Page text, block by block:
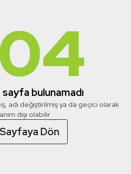
sayfa bulunamadı
adı değiştirilmiş ya da geçici olarak
dışı olabilir
Dön